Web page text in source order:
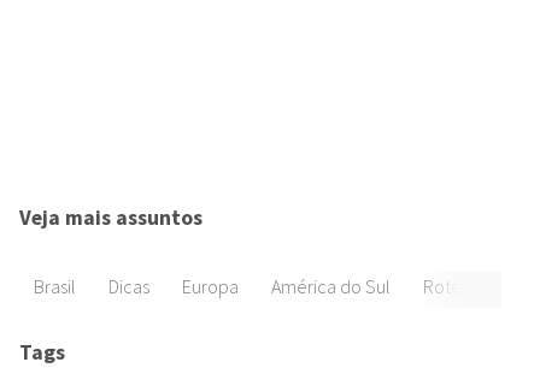
Veja mais assuntos
Brasil Dicas Europa América do Sul Roteiros
Tags